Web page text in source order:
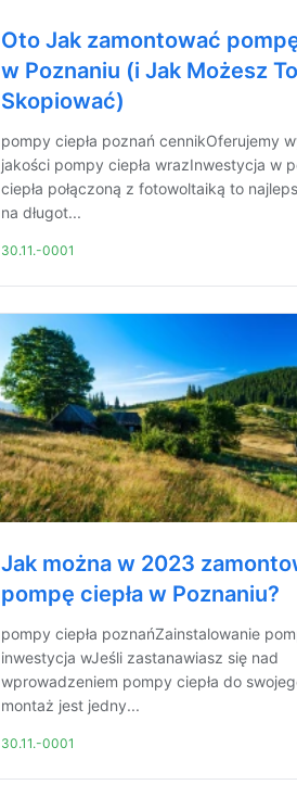
Oto Jak zamontować
w Poznaniu (i Jak Możesz To
Skopiować)
pompy ciepła poznań cennikOferujemy
jakości pompy ciepła wrazInwestycja w
ciepła połączoną z fotowoltaiką to
na długot...
30.11.-0001
Jak można w 2023
pompę ciepła w Poznaniu?
pompy ciepła poznańZainstalowanie
inwestycja wJeśli zastanawiasz się nad
wprowadzeniem pompy ciepła do
montaż jest jedny...
30.11.-0001